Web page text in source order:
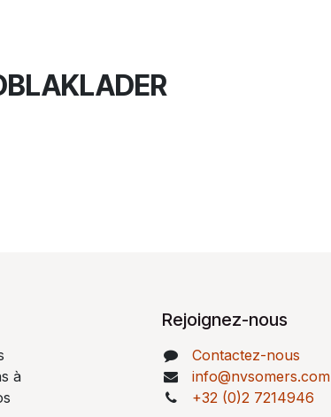
à
Rejoignez-nous
Contactez-nous
info@nvsomers.com
+32 (0)2 7214946